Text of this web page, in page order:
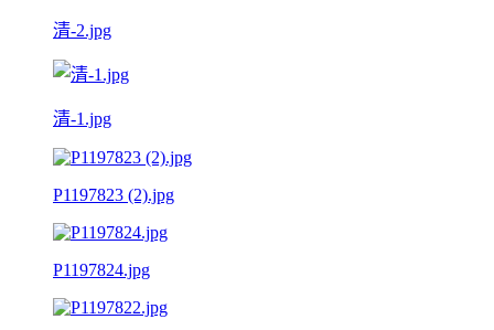
清-2.jpg
清-1.jpg
P1197823 (2).jpg
P1197824.jpg